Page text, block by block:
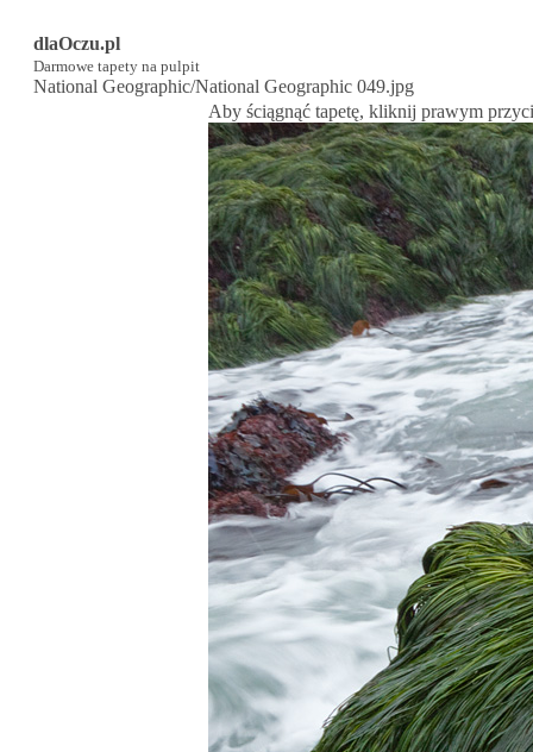
dlaOczu.pl
Darmowe tapety na pulpit
National Geographic/National Geographic 049.jpg
Aby ściągnąć tapetę, kliknij prawym